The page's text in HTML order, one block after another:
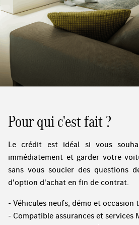
Pour qui c'est fait ?
Le crédit est idéal si vous
immédiatement et garder votre
sans vous soucier des questions
d'option d'achat en fin de contrat.
- Véhicules neufs, démo et occasion
- Compatible assurances et services